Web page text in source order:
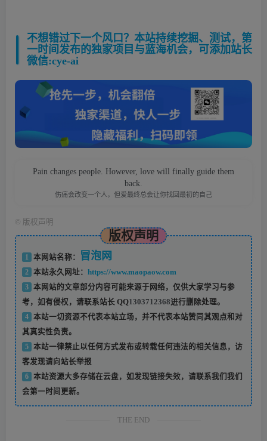
不想错过下一个风口？本站持续挖掘、测试，第
一时间发布的独家项目与蓝海机会，可添加站长
微信:cye-ai
Pain changes people. However, love will finally guide them
back.
伤痛会改变一个人，但爱最终总会让你找回最初的自己
版权声明
版权声明
1 本网站名称： 冒泡网
2 本站永久网址： https://www.maopaow.com
3
本网站的文章部分内容可能来源于网络，仅供大家学习与参
考，如有侵权，请联系站长 QQ1303712368进行删除处理。
4
本站一切资源不代表本站立场，并不代表本站赞同其观点和对
其真实性负责。
5
本站一律禁止以任何方式发布或转载任何违法的相关信息，访
客发现请向站长举报
6
本站资源大多存储在云盘，如发现链接失效，请联系我们我们
会第一时间更新。
THE END